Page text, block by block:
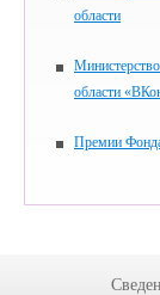
области
области
Премии